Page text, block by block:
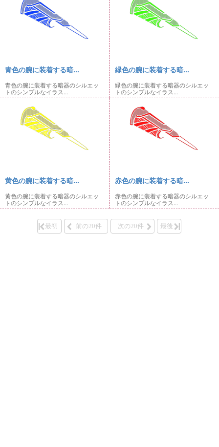
青色の腕に装着する暗...
青色の腕に装着する暗器のシルエッ
トのシンプルなイラス...
緑色の腕に装着する暗...
緑色の腕に装着する暗器のシルエッ
トのシンプルなイラス...
黄色の腕に装着する暗...
黄色の腕に装着する暗器のシルエッ
トのシンプルなイラス...
赤色の腕に装着する暗...
赤色の腕に装着する暗器のシルエッ
トのシンプルなイラス...
最初 前の20件 次の20件 最後